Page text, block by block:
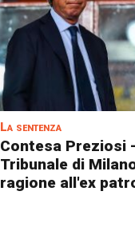
La sentenza
Contesa Preziosi
Tribunale di
ragione all'ex